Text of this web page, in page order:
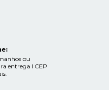
ou
entrega I CEP